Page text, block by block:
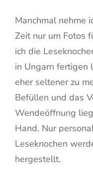
Manchmal nehme
Zeit nur um Fotos
ich die
in Ungarn fertigen
eher seltener zu
Befüllen und das
Wendeöffnung
Hand. Nur
Leseknochen
hergestellt.